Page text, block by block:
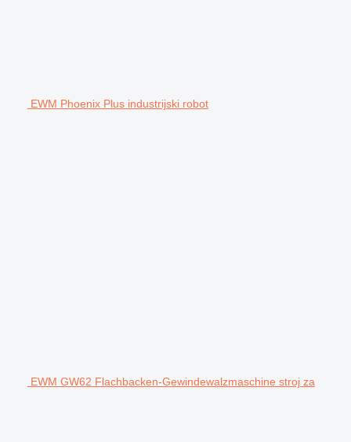
EWM Phoenix Plus industrijski robot
EWM GW62 Flachbacken-Gewindewalzmaschine stroj za